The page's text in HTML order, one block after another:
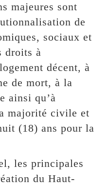
majeures sont
de
sociaux et
droits à
décent, à
de mort, à la
ainsi qu’à
majorité civile et
(18) ans pour la
les principales
du Haut-